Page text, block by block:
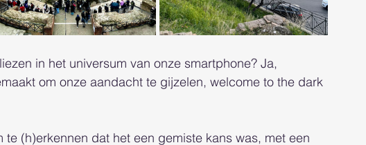
in het universum van onze smartphone? Ja,
om onze aandacht te gijzelen, welcome to the dark
(h)erkennen dat het een gemiste kans was, met een